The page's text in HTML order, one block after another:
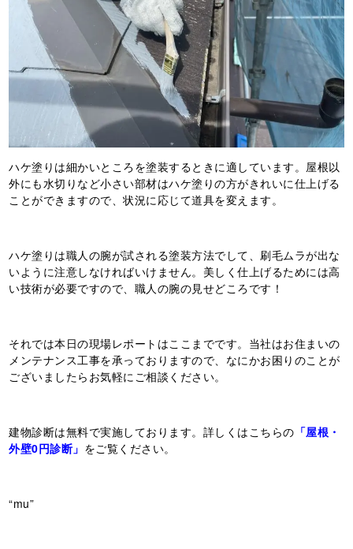
ハケ塗りは細かいところを塗装するときに適しています。屋根以
外にも水切りなど小さい部材はハケ塗りの方がきれいに仕上げる
ことができますので、状況に応じて道具を変えます。
ハケ塗りは職人の腕が試される塗装方法でして、刷毛ムラが出な
いように注意しなければいけません。美しく仕上げるためには高
い技術が必要ですので、職人の腕の見せどころです！
それでは本日の現場レポートはここまでです。当社はお住まいの
メンテナンス工事を承っておりますので、なにかお困りのことが
ございましたらお気軽にご相談ください。
建物診断は無料で実施しております。詳しくはこちらの 「屋根・
外壁0円診断」 をご覧ください。
“mu”